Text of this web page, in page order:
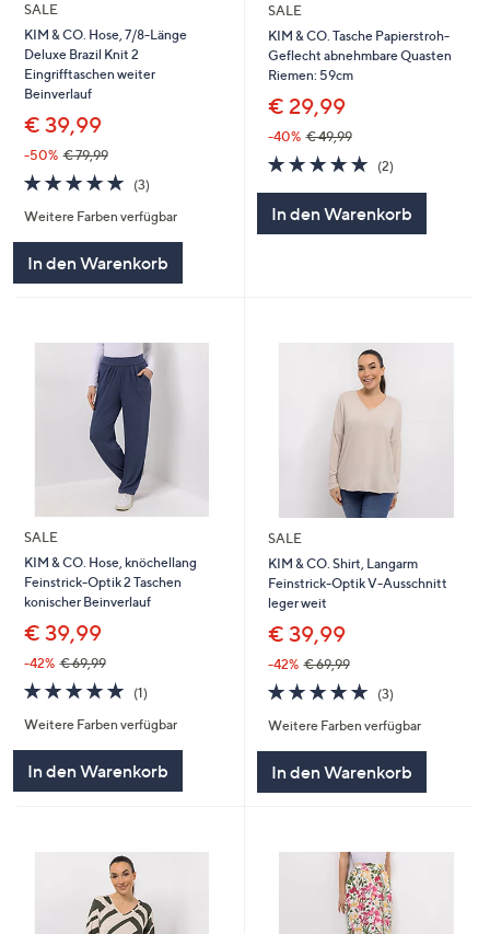
SALE
KIM & CO. Hose, 7/8-Länge
Deluxe Brazil Knit 2
Eingrifftaschen weiter
Beinverlauf
€ 39,99
-50% € 79,99
5.0
von
5
(3)3
Weitere Farben verfügbar
In den Warenkorb
SALE
KIM & CO. Tasche Papierstroh-
Geflecht abnehmbare Quasten
Riemen: 59cm
€ 29,99
-40% € 49,99
5.0
von
(2)2
In den Warenkorb
SALE
KIM & CO. Hose, knöchellang
Feinstrick-Optik 2 Taschen
konischer Beinverlauf
€ 39,99
-42% € 69,99
5.0
von
5
(1)1
Weitere Farben verfügbar
In den Warenkorb
SALE
KIM & CO. Shirt, Langarm
Feinstrick-Optik V-Ausschnitt
leger weit
€ 39,99
-42% € 69,99
5.0
von
5
(3)3
Weitere Farben verfügbar
In den Warenkorb